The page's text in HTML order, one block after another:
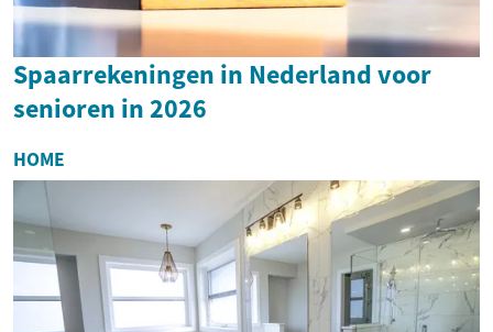
Spaarrekeningen in Nederland voor
senioren in 2026
HOME